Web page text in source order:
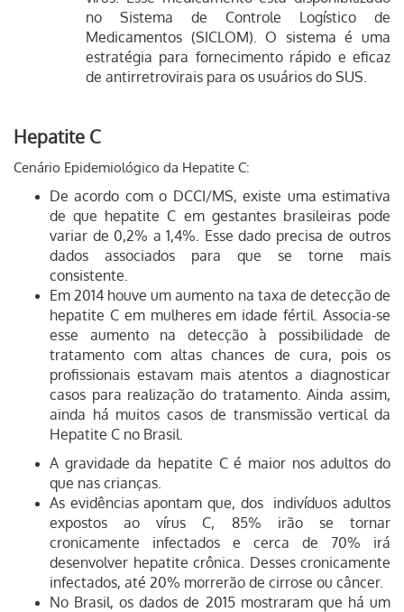
no Sistema de Controle Logístico de
Medicamentos (SICLOM). O sistema é uma
estratégia para fornecimento rápido e eficaz
de antirretrovirais para os usuários do SUS.
Hepatite C
Cenário Epidemiológico da Hepatite C:
De acordo com o DCCI/MS, existe uma estimativa
de que hepatite C em gestantes brasileiras pode
variar de 0,2% a 1,4%. Esse dado precisa de outros
dados associados para que se torne mais
consistente.
Em 2014 houve um aumento na taxa de detecção de
hepatite C em mulheres em idade fértil. Associa-se
esse aumento na detecção à possibilidade de
tratamento com altas chances de cura, pois os
profissionais estavam mais atentos a diagnosticar
casos para realização do tratamento. Ainda assim,
ainda há muitos casos de transmissão vertical da
Hepatite C no Brasil.
A gravidade da hepatite C é maior nos adultos do
que nas crianças.
As evidências apontam que, dos indivíduos adultos
expostos ao vírus C, 85% irão se tornar
cronicamente infectados e cerca de 70% irá
desenvolver hepatite crônica. Desses cronicamente
infectados, até 20% morrerão de cirrose ou câncer.
No Brasil, os dados de 2015 mostraram que há um